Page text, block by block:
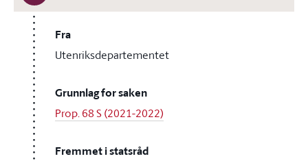
Fra
Utenriksdepartementet
Grunnlag for saken
Prop. 68 S (2021-2022)
Fremmet i statsråd